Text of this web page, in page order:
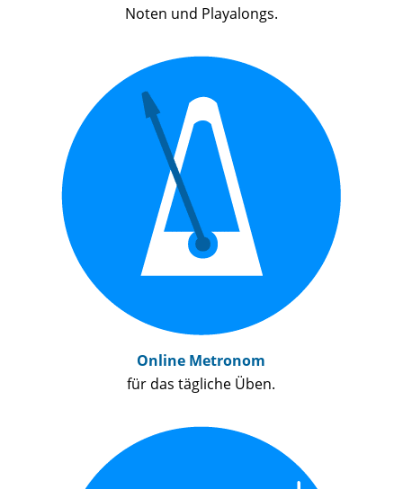
Noten und Playalongs.
Online Metronom
für das tägliche Üben.